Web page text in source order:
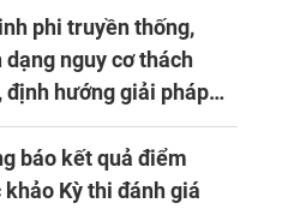
phi truyền thống,
dạng nguy cơ thách
định hướng giải pháp
an ninh quốc gia
tình hình hiện nay
báo kết quả điểm
khảo Kỳ thi đánh giá